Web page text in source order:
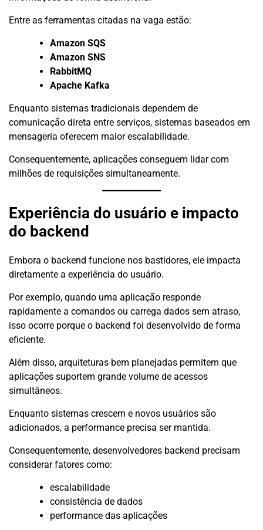
Entre as ferramentas citadas na vaga estão:
Amazon SQS
Amazon SNS
RabbitMQ
Apache Kafka
Enquanto sistemas tradicionais dependem de
comunicação direta entre serviços, sistemas baseados em
mensageria oferecem maior escalabilidade.
Consequentemente, aplicações conseguem lidar com
milhões de requisições simultaneamente.
Experiência do usuário e impacto
do backend
Embora o backend funcione nos bastidores, ele impacta
diretamente a experiência do usuário.
Por exemplo, quando uma aplicação responde
rapidamente a comandos ou carrega dados sem atraso,
isso ocorre porque o backend foi desenvolvido de forma
eficiente.
Além disso, arquiteturas bem planejadas permitem que
aplicações suportem grande volume de acessos
simultâneos.
Enquanto sistemas crescem e novos usuários são
adicionados, a performance precisa ser mantida.
Consequentemente, desenvolvedores backend precisam
considerar fatores como:
escalabilidade
consistência de dados
performance das aplicações